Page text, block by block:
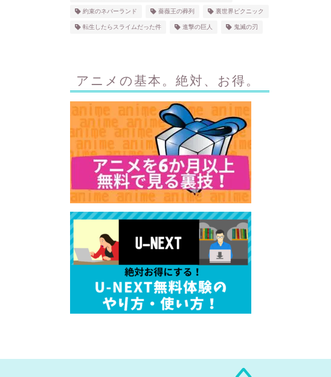
約束のネバーランド 薔薇王の葬列 裏世界ピクニック
転生したらスライムだった件 進撃の巨人 鬼滅の刃
アニメの基本。絶対、お得。